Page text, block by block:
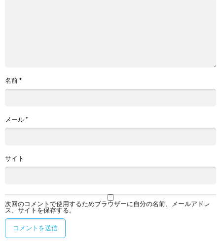
名前*
メール*
サイト
次回のコメントで使用するためブラウザーに自分の名前、メールアドレ
ス、サイトを保存する。